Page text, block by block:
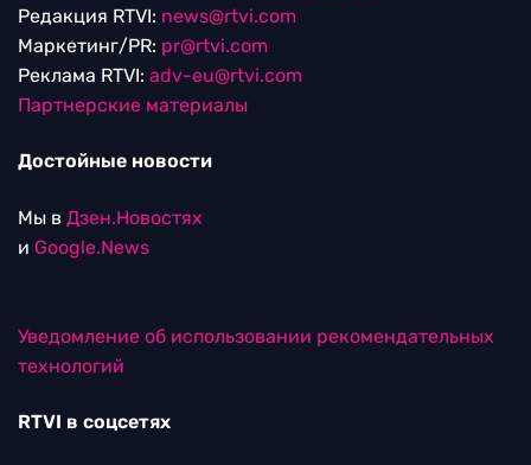
Редакция RTVI: news@rtvi.com
Маркетинг/PR: pr@rtvi.com
Реклама RTVI: adv-eu@rtvi.com
Партнерские материалы
Достойные новости
Мы в Дзен.Новостях
и Google.News
Уведомление об использовании рекомендательных
технологий
RTVI в соцсетях